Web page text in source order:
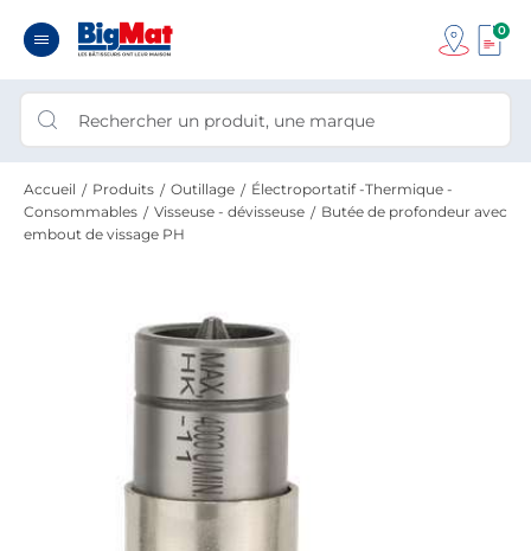
0
Accueil Produits Outillage
Électroportatif -Thermique -
Consommables
Visseuse - dévisseuse
Butée de profondeur avec
embout de vissage PH